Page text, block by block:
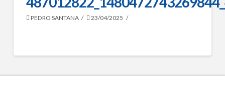
PEDRO SANTANA 23/04/2025